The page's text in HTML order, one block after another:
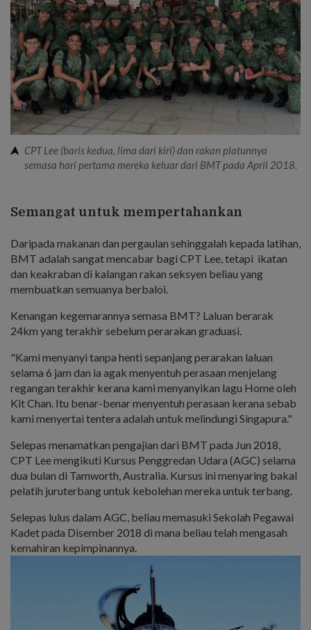
CPT Lee (baris kedua, lima dari kiri) dan rakan platunnya
semasa hari pertama mereka keluar dari BMT pada April 2018.
Semangat untuk mempertahankan
Daripada makanan dan pergaulan sehinggalah kepada latihan,
BMT adalah sangat mencabar bagi CPT Lee, tetapi ikatan
dan keakraban di kalangan rakan seksyen beliau yang
membuatkan semuanya berbaloi.
Kenangan kegemarannya semasa BMT? Laluan berarak
24km yang terakhir sebelum perarakan graduasi.
"Kami menyanyi tanpa henti sepanjang perarakan laluan
selama 6 jam dan ia agak menyentuh perasaan menjelang
regangan terakhir kerana kami menyanyikan lagu Home oleh
Kit Chan. Itu benar-benar menyentuh perasaan kerana sebab
kami menyertai tentera adalah untuk melindungi Singapura."
Selepas menamatkan pengajian dari BMT pada Jun 2018,
CPT Lee mengikuti Kursus Penggredan Udara (AGC) selama
dua bulan di Tamworth, Australia. Kursus ini menyaring bakal
pelatih juruterbang untuk kebolehan mereka untuk terbang.
Selepas lulus dalam AGC, beliau memasuki Sekolah Pegawai
Kadet pada Disember 2018 di mana beliau telah mengasah
kemahiran kepimpinannya.